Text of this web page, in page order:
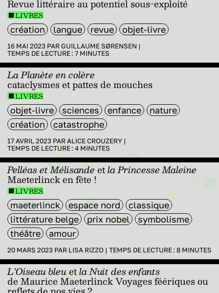
Revue littéraire au potentiel sous-exploité
LIVRES
création langue revue objet-livre
16 MAI 2023 PARGUILLAUME SØRENSEN |
TEMPS DE LECTURE : 7 MINUTES
La Planète en colère
cataclysmes et pattes de mouches
LIVRES
objet-livre sciences enfance
nature
création
catastrophe
17 AVRIL 2023 PARALICE CROUZERY |
TEMPS DE LECTURE : 4 MINUTES
Pelléas et Mélisandeetla Princesse Maleine
Maeterlinck en fête !
LIVRES
maeterlinck espace nord
classique
littérature belge
prix nobel
symbolisme
théâtre
amour
20 MARS 2023 PAR LISA RIZZO | TEMPS DE LECTURE : 8 MINUTES
L’Oiseau bleuetla Nuit des enfants
de Maurice Maeterlinck Voyages féériques ou